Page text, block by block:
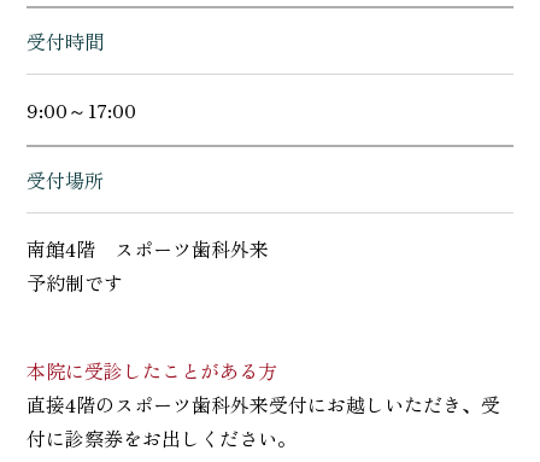
受付時間
9:00～17:00
受付場所
南館4階 スポーツ歯科外来
予約制です
本院に受診したことがある方
直接4階のスポーツ歯科外来受付にお越しいただき、受
付に診察券をお出しください。